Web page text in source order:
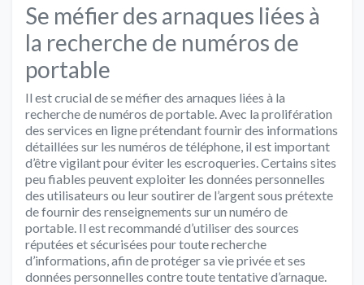
Se méfier des arnaques liées à
la recherche de numéros de
portable
Il est crucial de se méfier des arnaques liées à la
recherche de numéros de portable. Avec la prolifération
des services en ligne prétendant fournir des informations
détaillées sur les numéros de téléphone, il est important
d’être vigilant pour éviter les escroqueries. Certains sites
peu fiables peuvent exploiter les données personnelles
des utilisateurs ou leur soutirer de l’argent sous prétexte
de fournir des renseignements sur un numéro de
portable. Il est recommandé d’utiliser des sources
réputées et sécurisées pour toute recherche
d’informations, afin de protéger sa vie privée et ses
données personnelles contre toute tentative d’arnaque.